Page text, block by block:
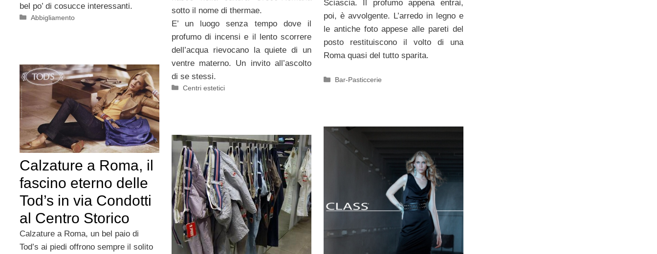
Sciascia. Il profumo appena entrai,
poi, è avvolgente. L’arredo in legno e
le antiche foto appese alle pareti del
posto restituiscono il volto di una
Roma quasi del tutto sparita.
Categorie
Bar-Pasticcerie
bel po’ di cosucce interessanti.
Categorie
Abbigliamento
sotto il nome di thermae.
E’ un luogo senza tempo dove il
profumo di incensi e il lento scorrere
dell’acqua rievocano la quiete di un
ventre materno. Un invito all’ascolto
di se stessi.
Categorie
Centri estetici
Calzature a Roma, il
fascino eterno delle
Tod’s in via Condotti
al Centro Storico
Calzature a Roma, un bel paio di
Tod’s ai piedi offrono sempre il solito